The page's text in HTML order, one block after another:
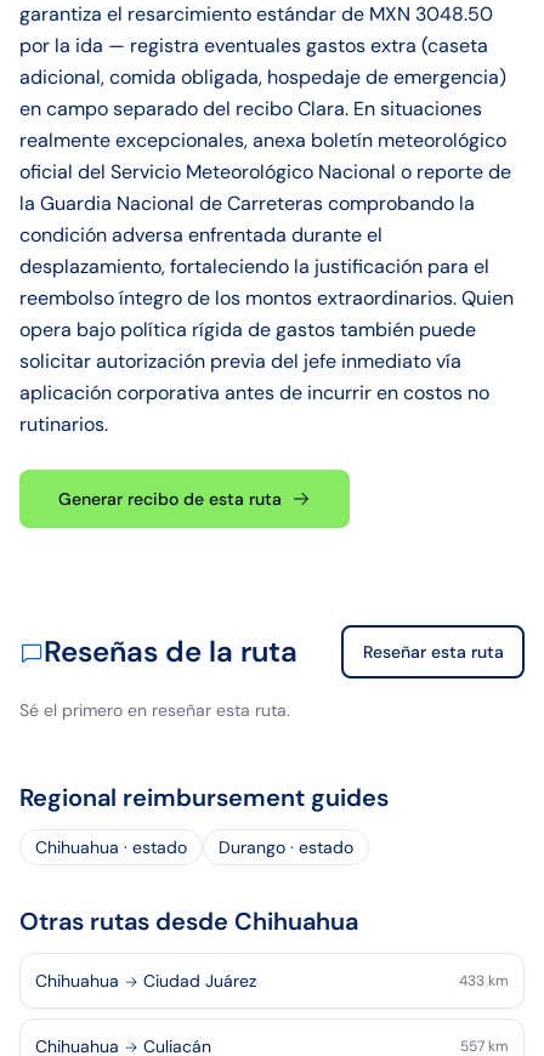
garantiza el resarcimiento estándar de MXN 3048.50
por la ida — registra eventuales gastos extra (caseta
adicional, comida obligada, hospedaje de emergencia)
en campo separado del recibo Clara. En situaciones
realmente excepcionales, anexa boletín meteorológico
oficial del Servicio Meteorológico Nacional o reporte de
la Guardia Nacional de Carreteras comprobando la
condición adversa enfrentada durante el
desplazamiento, fortaleciendo la justificación para el
reembolso íntegro de los montos extraordinarios. Quien
opera bajo política rígida de gastos también puede
solicitar autorización previa del jefe inmediato vía
aplicación corporativa antes de incurrir en costos no
rutinarios.
Generar recibo de esta ruta
Reseñas de la ruta Reseñar esta ruta
Sé el primero en reseñar esta ruta.
Regional reimbursement guides
Chihuahua · estado Durango · estado
Otras rutas desde Chihuahua
Chihuahua Ciudad Juárez 433 km
Chihuahua Culiacán 557 km